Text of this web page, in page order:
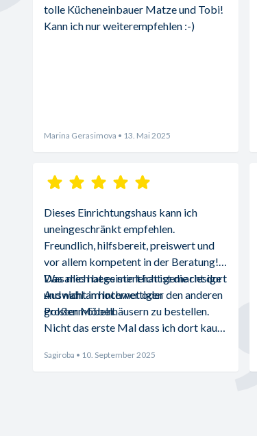
tolle Kücheneinbauer Matze und Tobi!
Kann ich nur weiterempfehlen :-)
Marina Gerasimova • 13. Mai 2025
Dieses Einrichtungshaus kann ich
uneingeschränkt empfehlen.
Freundlich, hilfsbereit, preiswert und
vor allem kompetent in der Beratung!
Was mich begeistert hat ist die riesige
Auswahl an hochwertigen
Polstermöbeln.
Das alles hat es mir leicht gemacht dort
und nicht im Internet oder den anderen
großen Möbelhäusern zu bestellen.
Nicht das erste Mal dass ich dort kaufe
Sagiroba • 10. September 2025